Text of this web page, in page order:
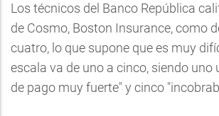
Los técnicos del Banco República
de Cosmo, Boston Insurance, como
cuatro, lo que supone que es muy
escala va de uno a cinco, siendo uno
de pago muy fuerte" y cinco